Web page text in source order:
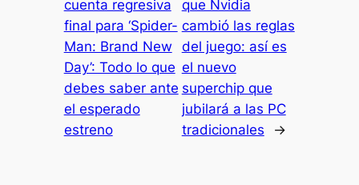
cuenta regresiva
final para ‘Spider-
Man: Brand New
Day’: Todo lo que
debes saber ante
el esperado
estreno
que Nvidia
cambió las reglas
del juego: así es
el nuevo
superchip que
jubilará a las PC
tradicionales
→